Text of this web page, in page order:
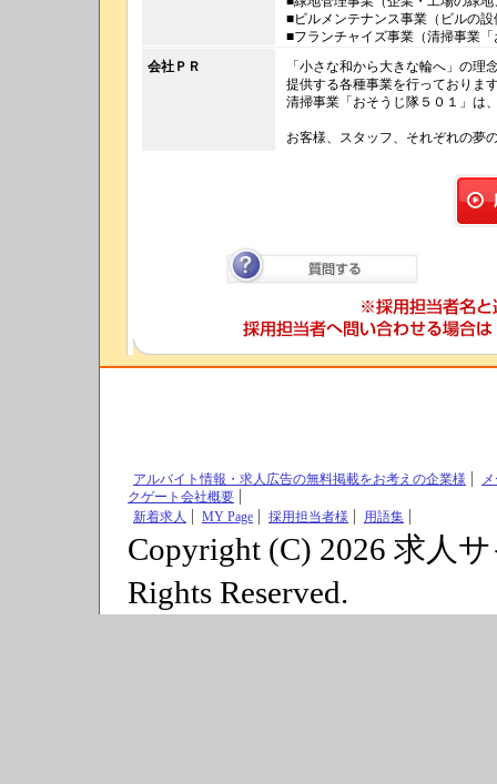
■ビルメンテナンス事業（ビルの
■フランチャイズ事業（清掃事業
会社ＰＲ
「小さな和から大きな輪へ」の
提供する各種事業を行っておりま
清掃事業「おそうじ隊５０１」は
お客様、スタッフ、それぞれの夢
アルバイト情報・求人広告の無料掲載をお考えの企業様
クゲート会社概要
新着求人
MY Page 採用担当者様 用語集
Copyright (C) 2026 求人
Rights Reserved.